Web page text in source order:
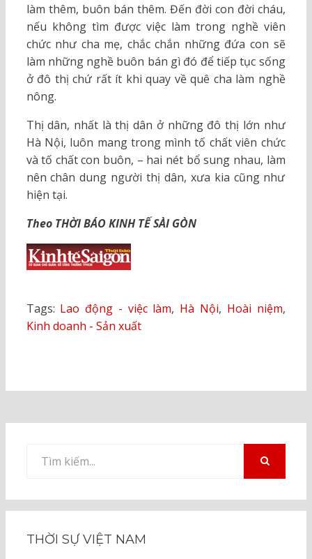
làm thêm, buôn bán thêm. Đến đời con đời cháu,
nếu không tìm được việc làm trong nghề viên
chức như cha mẹ, chắc chắn những đứa con sẽ
làm những nghề buôn bán gì đó để tiếp tục sống
ở đô thị chứ rất ít khi quay về quê cha làm nghề
nông.
Thị dân, nhất là thị dân ở những đô thị lớn như
Hà Nội, luôn mang trong mình tố chất viên chức
và tố chất con buôn, – hai nét bổ sung nhau, làm
nên chân dung người thị dân, xưa kia cũng như
hiện tại.
Theo THỜI BÁO KINH TẾ SÀI GÒN
Tags: Lao động - việc làm, Hà Nội, Hoài niệm,
Kinh doanh - Sản xuất
kiếm
THỜI SỰ VIỆT NAM